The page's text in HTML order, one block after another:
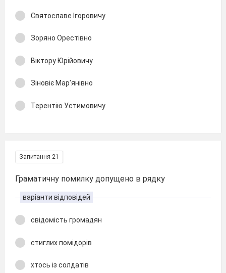
Святославе Ігоровичу
Зоряно Орестівно
Віктору Юрійовичу
Зіновіє Мар'янівно
Терентію Устимовичу
Запитання 21
Граматичну помилку допущено в рядку
варіанти відповідей
свідомість громадян
стиглих помідорів
хтось із солдатів